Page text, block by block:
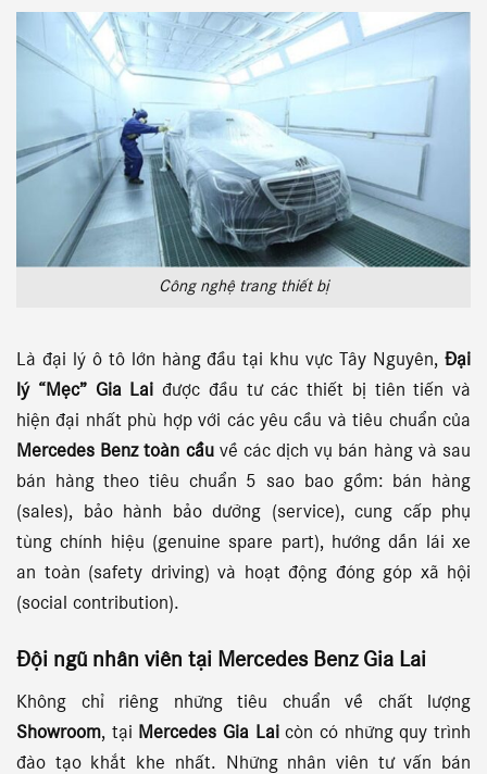
Công nghệ trang thiết bị
Là đại lý ô tô lớn hàng đầu tại khu vực Tây Nguyên, Đại
lý “Mẹc” Gia Lai được đầu tư các thiết bị tiên tiến và
hiện đại nhất phù hợp với các yêu cầu và tiêu chuẩn của
Mercedes Benz toàn cầuvề các dịch vụ bán hàng và sau
bán hàng theo tiêu chuẩn 5 sao bao gồm: bán hàng
(sales), bảo hành bảo dưỡng (service), cung cấp phụ
tùng chính hiệu (genuine spare part), hướng dẫn lái xe
an toàn (safety driving) và hoạt động đóng góp xã hội
(social contribution).
Đội ngũ nhân viên tại Mercedes Benz Gia Lai
Không chỉ riêng những tiêu chuẩn về chất lượng
Showroom, tại Mercedes Gia Laicòn có những quy trình
đào tạo khắt khe nhất. Những nhân viên tư vấn bán